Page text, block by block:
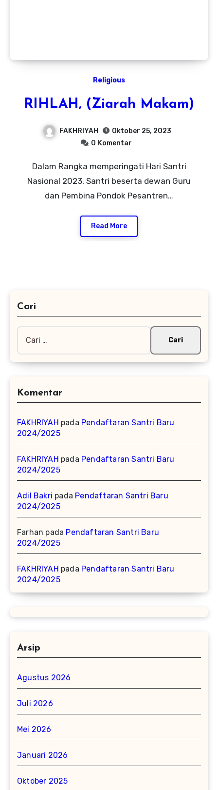
Religious
RIHLAH, (Ziarah Makam)
FAKHRIYAH
Oktober 25, 2023
0 Komentar
Dalam Rangka memperingati Hari Santri
Nasional 2023, Santri beserta dewan Guru
dan Pembina Pondok Pesantren…
Read More
Cari
Komentar
FAKHRIYAH pada Pendaftaran Santri Baru
2024/2025
FAKHRIYAH pada Pendaftaran Santri Baru
2024/2025
Adil Bakri pada Pendaftaran Santri Baru
2024/2025
Farhan pada Pendaftaran Santri Baru
2024/2025
FAKHRIYAH pada Pendaftaran Santri Baru
2024/2025
Arsip
Agustus 2026
Juli 2026
Mei 2026
Januari 2026
Oktober 2025